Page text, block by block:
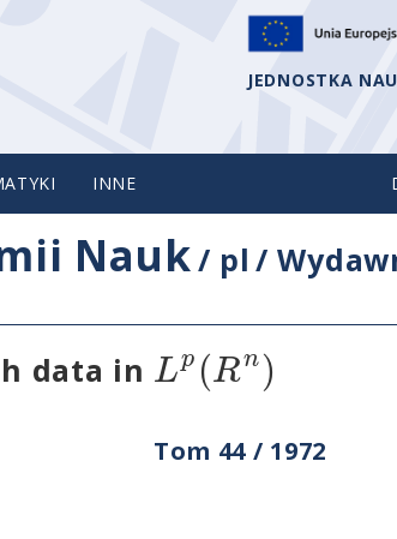
JEDNOSTKA
INNE
Nauk/ pl /
data in Lp(Rn)
Tom 44 / 1972